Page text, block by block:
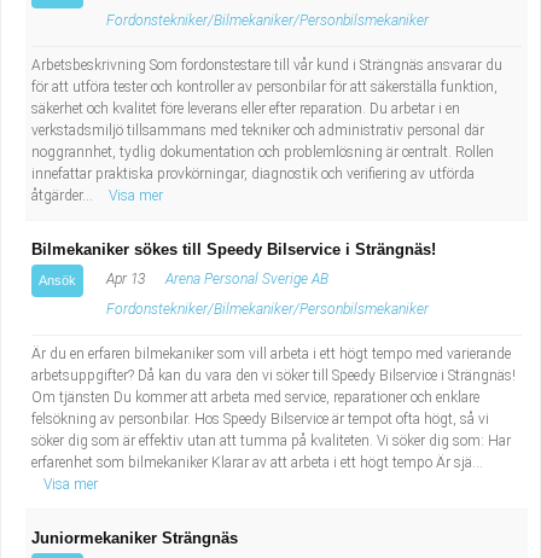
Fordonstekniker/Bilmekaniker/Personbilsmekaniker
Arbetsbeskrivning Som fordonstestare till vår kund i Strängnäs ansvarar du
för att utföra tester och kontroller av personbilar för att säkerställa funktion,
säkerhet och kvalitet före leverans eller efter reparation. Du arbetar i en
verkstadsmiljö tillsammans med tekniker och administrativ personal där
noggrannhet, tydlig dokumentation och problemlösning är centralt. Rollen
innefattar praktiska provkörningar, diagnostik och verifiering av utförda
åtgärder...
Visa mer
Bilmekaniker sökes till Speedy Bilservice i Strängnäs!
Ansök Apr 13
Arena Personal Sverige AB
Fordonstekniker/Bilmekaniker/Personbilsmekaniker
Är du en erfaren bilmekaniker som vill arbeta i ett högt tempo med varierande
arbetsuppgifter? Då kan du vara den vi söker till Speedy Bilservice i Strängnäs!
Om tjänsten Du kommer att arbeta med service, reparationer och enklare
felsökning av personbilar. Hos Speedy Bilservice är tempot ofta högt, så vi
söker dig som är effektiv utan att tumma på kvaliteten. Vi söker dig som: Har
erfarenhet som bilmekaniker Klarar av att arbeta i ett högt tempo Är sjä...
Visa mer
Juniormekaniker Strängnäs